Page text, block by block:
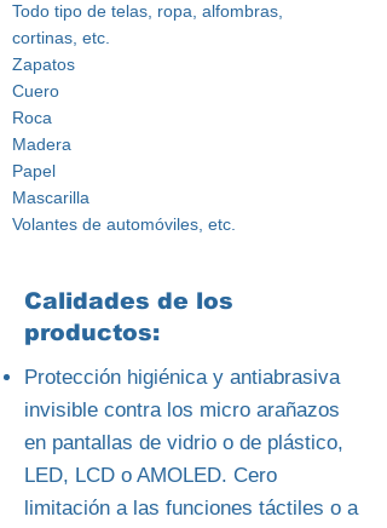
Todo tipo de telas, ropa, alfombras,
cortinas, etc.
Zapatos
Cuero
Roca
Madera
Papel
Mascarilla
Volantes de automóviles, etc.
Calidades de los
productos:
Protección higiénica y antiabrasiva
invisible contra los micro arañazos
en pantallas de vidrio o de plástico,
LED, LCD o AMOLED. Cero
limitación a las funciones táctiles o a